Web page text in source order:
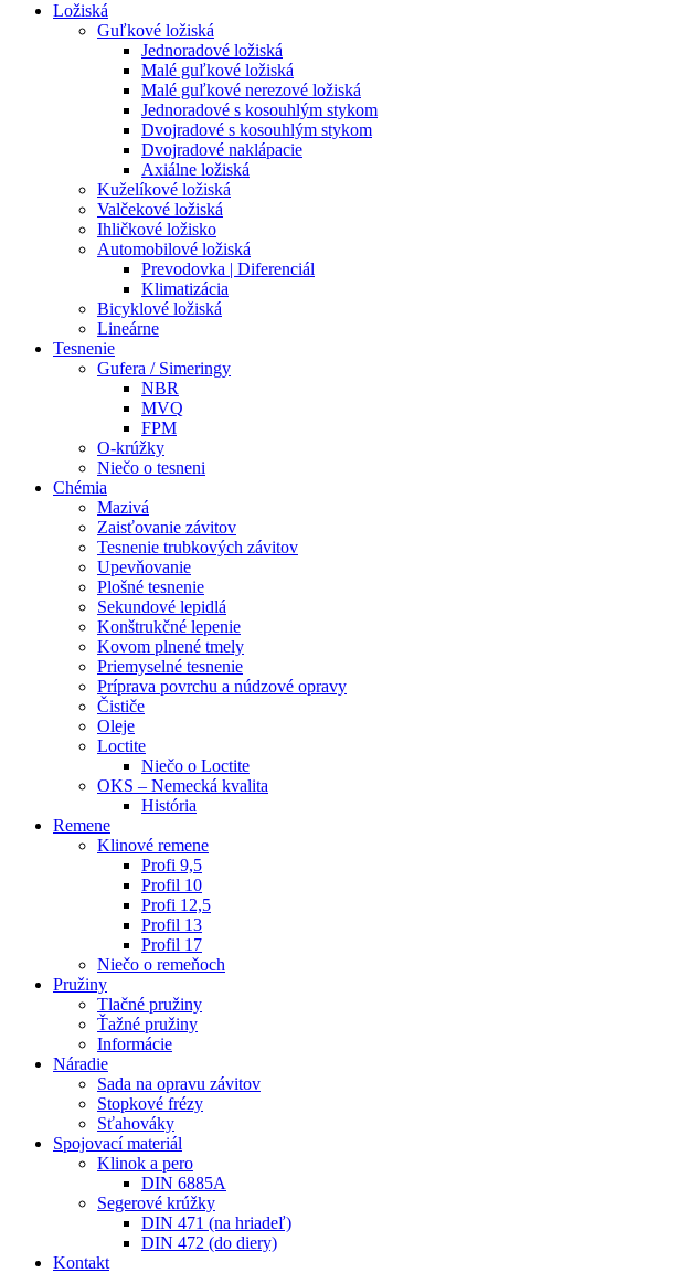
Ložiská
Guľkové ložiská
Jednoradové ložiská
Malé guľkové ložiská
Malé guľkové nerezové ložiská
Jednoradové s kosouhlým stykom
Dvojradové s kosouhlým stykom
Dvojradové naklápacie
Axiálne ložiská
Kuželíkové ložiská
Valčekové ložiská
Ihličkové ložisko
Automobilové ložiská
Prevodovka | Diferenciál
Klimatizácia
Bicyklové ložiská
Lineárne
Tesnenie
Gufera / Simeringy
NBR
MVQ
FPM
O-krúžky
Niečo o tesneni
Chémia
Mazivá
Zaisťovanie závitov
Tesnenie trubkových závitov
Upevňovanie
Plošné tesnenie
Sekundové lepidlá
Konštrukčné lepenie
Kovom plnené tmely
Priemyselné tesnenie
Príprava povrchu a núdzové opravy
Čističe
Oleje
Loctite
Niečo o Loctite
OKS – Nemecká kvalita
História
Remene
Klinové remene
Profi 9,5
Profil 10
Profi 12,5
Profil 13
Profil 17
Niečo o remeňoch
Pružiny
Tlačné pružiny
Ťažné pružiny
Informácie
Náradie
Sada na opravu závitov
Stopkové frézy
Sťahováky
Spojovací materiál
Klinok a pero
DIN 6885A
Segerové krúžky
DIN 471 (na hriadeľ)
DIN 472 (do diery)
Kontakt